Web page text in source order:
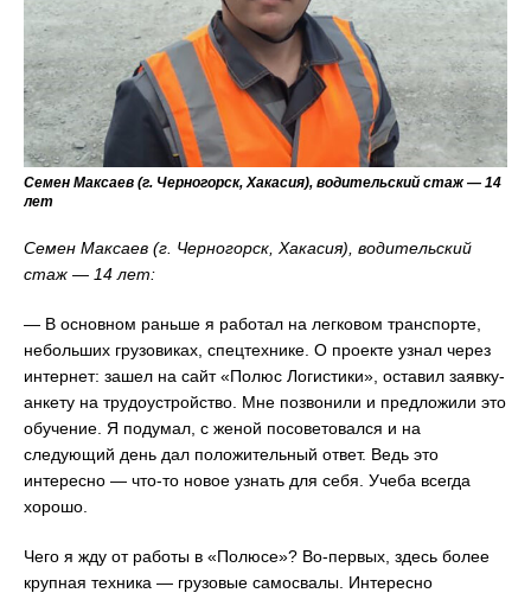
Семен Максаев (г. Черногорск, Хакасия), водительский стаж — 14
лет
Семен Максаев (г. Черногорск, Хакасия), водительский
стаж — 14 лет:
— В основном раньше я работал на легковом транспорте,
небольших грузовиках, спецтехнике. О проекте узнал через
интернет: зашел на сайт «Полюс Логистики», оставил заявку-
анкету на трудоустройство. Мне позвонили и предложили это
обучение. Я подумал, с женой посоветовался и на
следующий день дал положительный ответ. Ведь это
интересно — что-то новое узнать для себя. Учеба всегда
хорошо.
Чего я жду от работы в «Полюсе»? Во-первых, здесь более
крупная техника — грузовые самосвалы. Интересно